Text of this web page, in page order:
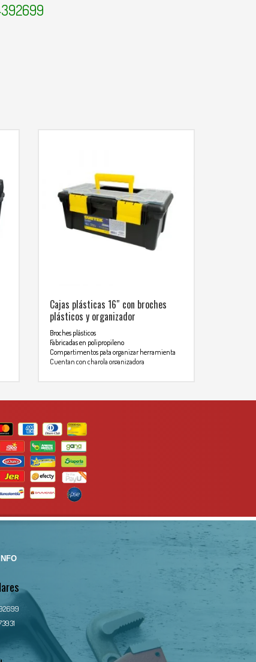
Cajas plásticas 16″ con broches
plásticos y organizador
Broches plásticos
Fabricadas en polipropileno
Compartimentos pata organizar herramienta
Cuentan con charola organizadora
WHATSAPP3134392699